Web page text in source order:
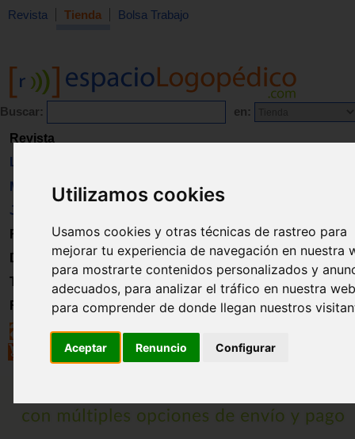
Utilizamos cookies
Usamos cookies y otras técnicas de rastreo para
mejorar tu experiencia de navegación en nuestra
para mostrarte contenidos personalizados y
adecuados, para analizar el tráfico en nuestra
para comprender de donde llegan nuestros
Aceptar Renuncio Configurar
Revista Tienda Bolsa Trabajo
Buscar: en:
Revista
Libros
Material
Juguetes
Formación
Directorio
Trabajo
Registro